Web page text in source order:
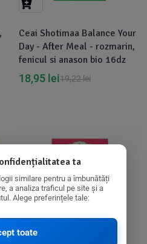
Ceai Shotimaa Balance Your
Day - After Meal - rozmarin,
fenicul si anason bio 16dz
19,22lei
18,95 lei
ta
similare pentru a îmbunătăți
a analiza traficul pe site și a
Alege preferințele tale:
toate